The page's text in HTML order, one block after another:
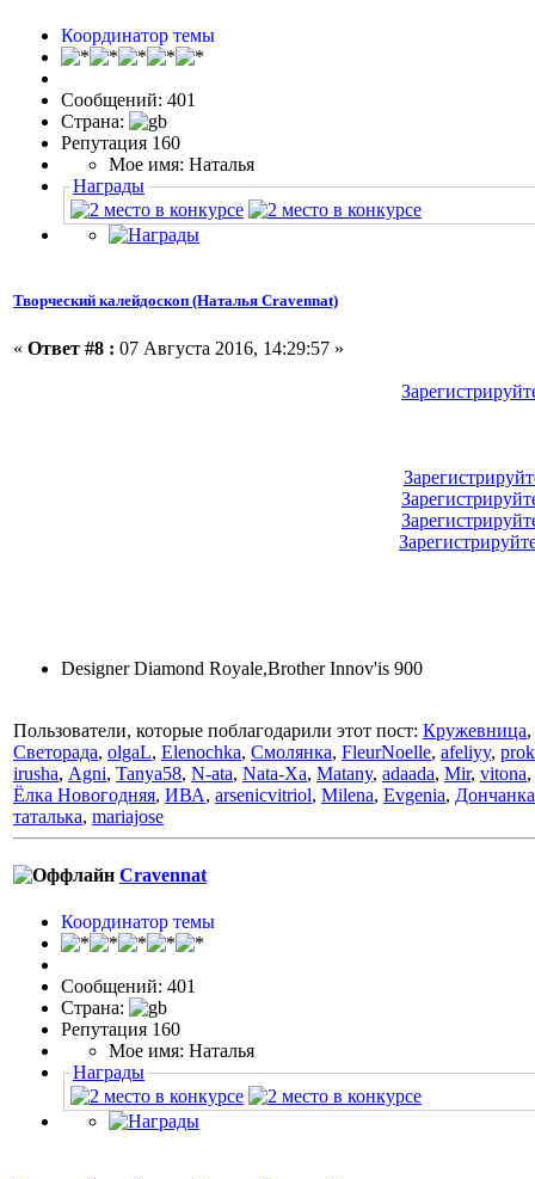
Координатор темы
Сообщений: 401
Страна:
Репутация 160
Мое имя: Наталья
Награды
Творческий калейдоскоп (Наталья Cravennat)
« Ответ #8 : 07 Августа 2016, 14:29:57 »
Designer Diamond Royale,Brother Innov'is 900
Пользователи, которые поблагодарили этот пост: Кружевница,
Светорада, olgaL, Elenochka, Смолянка, FleurNoelle, afeliyy,
irusha, Аgni, Tanya58, N-ata, Nata-Xa, Matany, adaada, Mir, vitona,
Ёлка Новогодняя, ИВА, arsenicvitriol, Milena, Evgenia, Дончанка
таталька, mariajose
Cravennat
Координатор темы
Сообщений: 401
Страна:
Репутация 160
Мое имя: Наталья
Награды